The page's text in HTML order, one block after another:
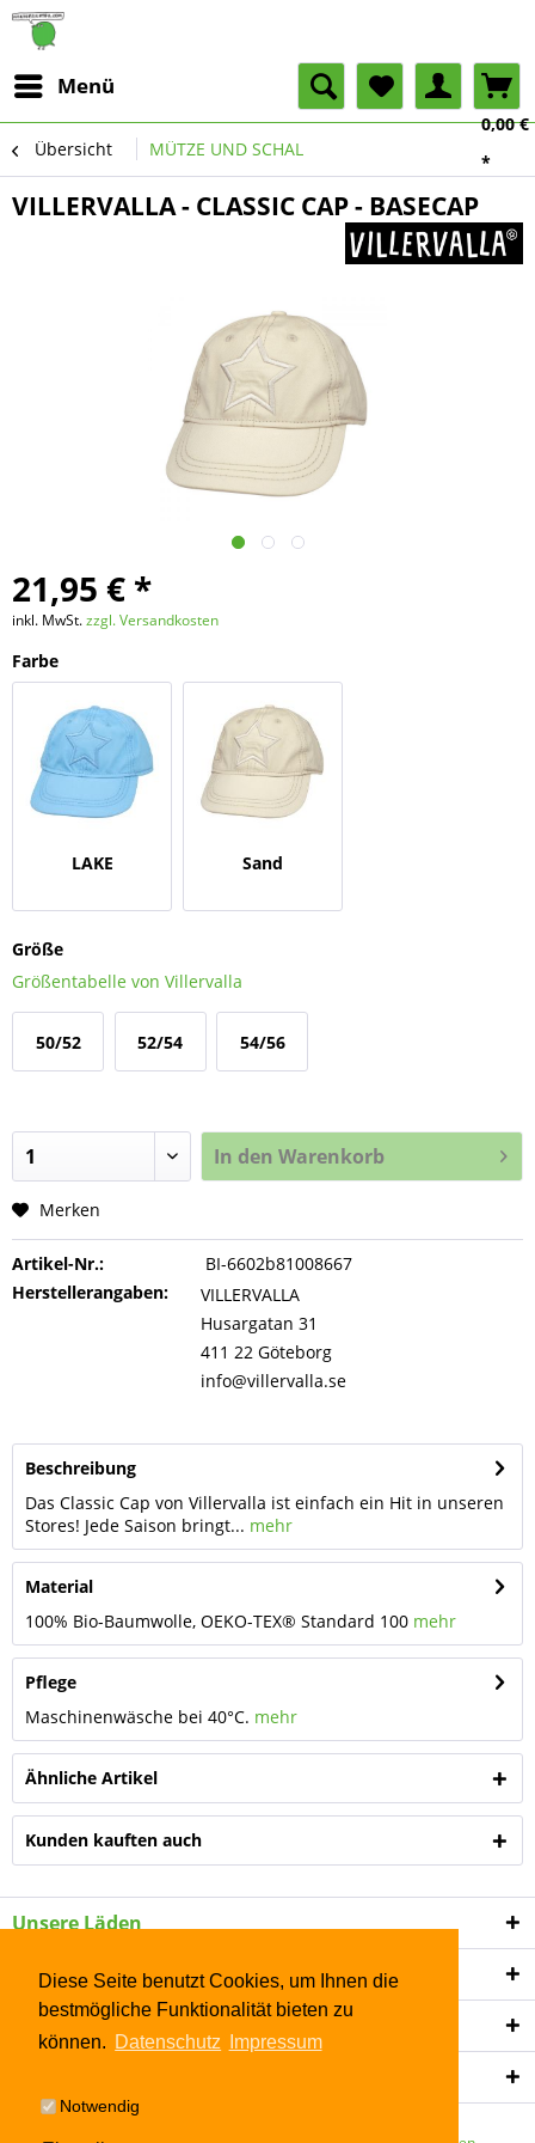
Diese Seite benutzt Cookies, um Ihnen die
bestmögliche Funktionalität bieten zu
können. Datenschutz Impressum
Notwendig
Menü
0,00 €
*
Übersicht MÜTZE UND SCHAL
VILLERVALLA - CLASSIC CAP - BASECAP
21,95 € *
inkl. MwSt.zzgl. Versandkosten
Farbe
LAKE Sand
Größe
Größentabelle von Villervalla
50/52 52/54 54/56
In den Warenkorb
Merken
Artikel-Nr.:
BI-6602b81008667
Herstellerangaben:
VILLERVALLA
Husargatan 31
411 22 Göteborg
info@villervalla.se
Beschreibung
Das Classic Cap von Villervalla ist einfach ein Hit in unseren
Stores! Jede Saison bringt... mehr
Material
100% Bio-Baumwolle, OEKO-TEX® Standard 100 mehr
Pflege
Maschinenwäsche bei 40°C. mehr
Ähnliche Artikel
Kunden kauften auch
Unsere Läden
Shop Service
Informationen